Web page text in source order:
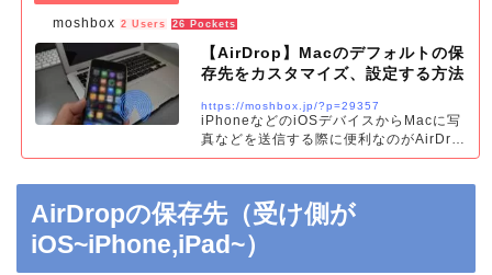
moshbox 2 Users 26 Pockets
【AirDrop】Macのデフォルトの保
存先をカスタマイズ、設定する方法
https://moshbox.jp/?p=29357
iPhoneなどのiOSデバイスからMacに写
真などを送信する際に便利なのがAirDrop
です。ただ、受け取るMac側の保存フォ
はできません。メールの添付ファイルやS
AirDropの保存先（受け側が
iOS~iPhone,iPad~）